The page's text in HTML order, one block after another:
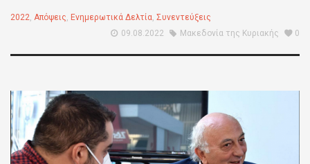
2022, Απόψεις, Ενημερωτικά Δελτία, Συνεντεύξεις
09.08.2022
Μακεδονία της Κυριακής 0